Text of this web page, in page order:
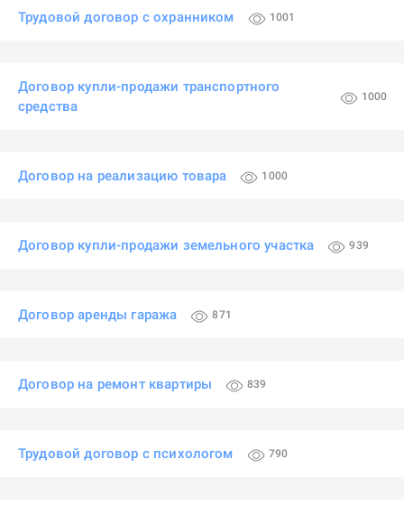
Трудовой договор с охранником 1001
Договор купли-продажи транспортного
средства
1000
Договор на реализацию товара 1000
Договор купли-продажи земельного участка 939
Договор аренды гаража 871
Договор на ремонт квартиры 839
Трудовой договор с психологом 790